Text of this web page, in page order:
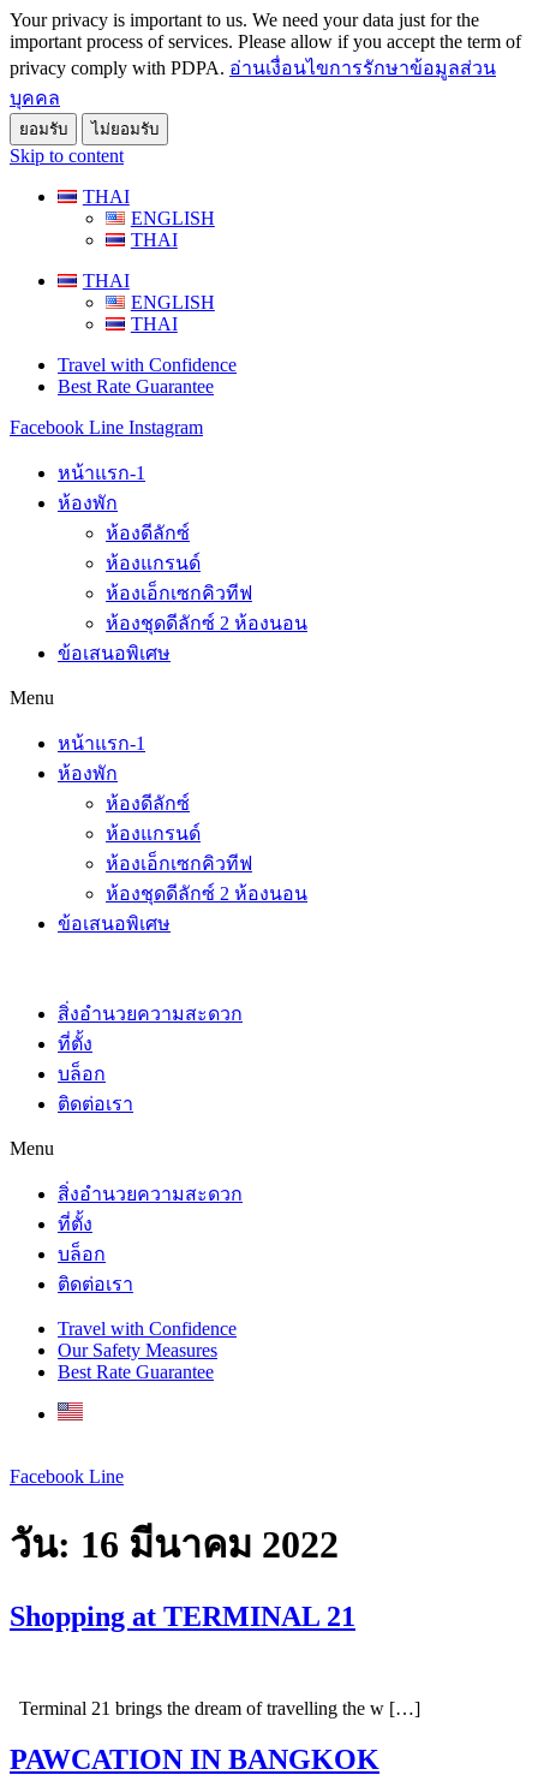
Your privacy is important to us. We need your data just for the
important process of services. Please allow if you accept the term of
privacy comply with PDPA. อ่านเงื่อนไขการรักษาข้อมูลส่วน
บุคคล
ยอมรับ ไม่ยอมรับ
Skip to content
THAI
ENGLISH
THAI
THAI
ENGLISH
THAI
Travel with Confidence
Best Rate Guarantee
Facebook Line Instagram
หน้าแรก-1
ห้องพัก
ห้องดีลักซ์
ห้องแกรนด์
ห้องเอ็กเซกคิวทีฟ
ห้องชุดดีลักซ์ 2 ห้องนอน
ข้อเสนอพิเศษ
Menu
หน้าแรก-1
ห้องพัก
ห้องดีลักซ์
ห้องแกรนด์
ห้องเอ็กเซกคิวทีฟ
ห้องชุดดีลักซ์ 2 ห้องนอน
ข้อเสนอพิเศษ
สิ่งอำนวยความสะดวก
ที่ตั้ง
บล็อก
ติดต่อเรา
Menu
สิ่งอำนวยความสะดวก
ที่ตั้ง
บล็อก
ติดต่อเรา
Travel with Confidence
Our Safety Measures
Best Rate Guarantee
Facebook Line
วัน: 16 มีนาคม 2022
Shopping at TERMINAL 21
Terminal 21 brings the dream of travelling the w […]
PAWCATION IN BANGKOK